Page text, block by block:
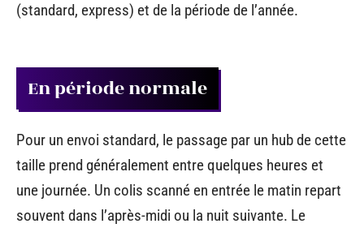
(standard, express) et de la période de l’année.
En période normale
Pour un envoi standard, le passage par un hub de cette
taille prend généralement entre quelques heures et
une journée. Un colis scanné en entrée le matin repart
souvent dans l’après-midi ou la nuit suivante. Le